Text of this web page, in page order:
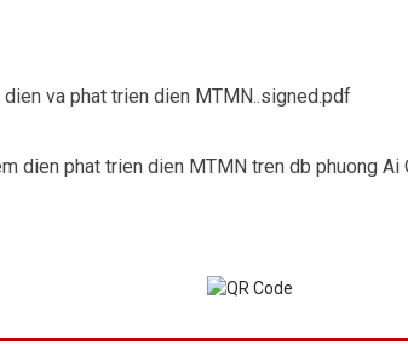
va phat trien dien MTMN..signed.pdf
dien phat trien dien MTMN tren db phuong Ai